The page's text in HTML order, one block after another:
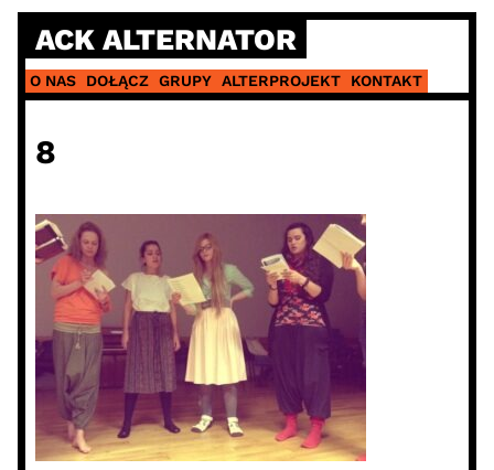
Skip
content
ACK ALTERNATOR
O NAS DOŁĄCZ GRUPY ALTERPROJEKT KONTAKT
8